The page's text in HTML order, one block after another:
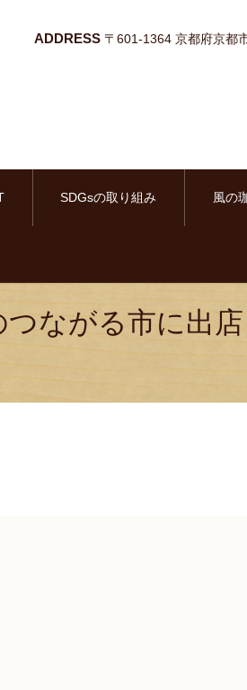
ADDRESS 〒601-1364 京都府京都
SDGsの取り組み 風の
ながる市に出